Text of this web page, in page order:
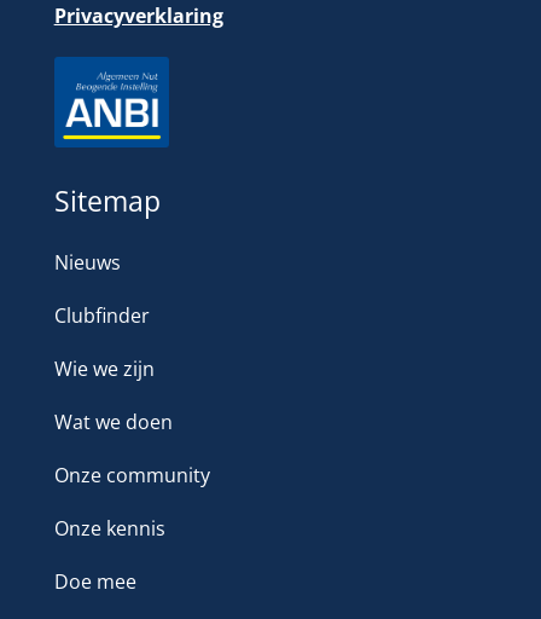
Privacyverklaring
Sitemap
Nieuws
Clubfinder
Wie we zijn
Wat we doen
Onze community
Onze kennis
Doe mee